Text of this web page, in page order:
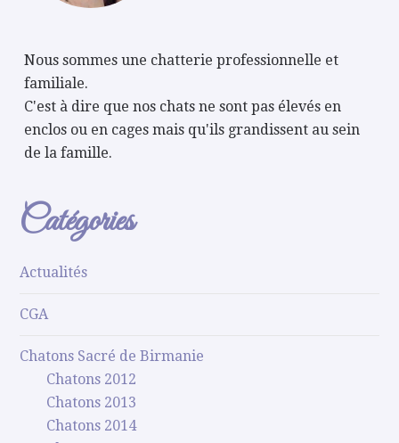
Nous sommes une chatterie professionnelle et
familiale.
C'est à dire que nos chats ne sont pas élevés en
enclos ou en cages mais qu'ils grandissent au sein
de la famille.
Catégories
Actualités
CGA
Chatons Sacré de Birmanie
Chatons 2012
Chatons 2013
Chatons 2014